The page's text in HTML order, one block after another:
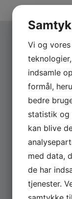
FLERE
JUNI 22, 2026
Vi og
indsamle
formål,
bedre
statistik og
kan blive
med data,
de har
tjenester.